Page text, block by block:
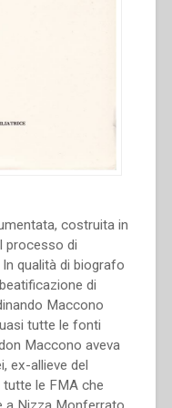
costruita in
processo di
qualità di biografo
di
Maccono
tutte le fonti
Maccono aveva
ex-allieve del
tutte le FMA che